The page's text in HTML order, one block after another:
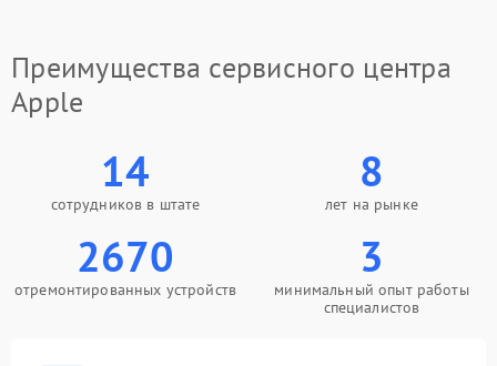
Преимущества сервисного центра
Apple
14
сотрудников в штате
8
лет на рынке
2670
отремонтированных устройств
3
минимальный опыт работы
специалистов